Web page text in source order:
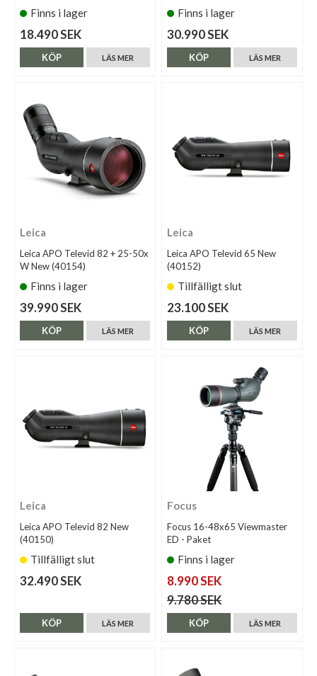
Finns i lager
18.490 SEK
LÄS MER
KÖP
Finns i lager
30.990 SEK
LÄS MER
KÖP
Leica
Leica APO Televid 82 + 25-50x
W New (40154)
Finns i lager
39.990 SEK
LÄS MER
KÖP
Leica
Leica APO Televid 65 New
(40152)
Tillfälligt slut
23.100 SEK
LÄS MER
KÖP
Leica
Leica APO Televid 82 New
(40150)
Tillfälligt slut
32.490 SEK
LÄS MER
KÖP
Focus
Focus 16-48x65 Viewmaster
ED - Paket
Finns i lager
8.990 SEK
9.780 SEK
LÄS MER
KÖP